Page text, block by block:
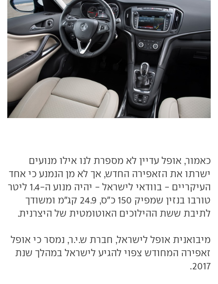
כאמור, אופל עדיין לא מספרת לנו אילו מנועים
ישרתו את הזאפירה החדש, אך לא מן הנמנע כי אחד
העיקריים - בוודאי לישראל - יהיה מנוע ה-1.4 ליטר
טורבו בנזין שמפיק 150 כ"ס, 24.9 קג"מ ומשודך
לתיבת ששת ההילוכים האוטומטית של היצרנית.
מיבואנית אופל לישראל, חברת ש.י.ר, נמסר כי אופל
זאפירה המחודש צפוי להגיע לישראל במהלך שנת
2017.